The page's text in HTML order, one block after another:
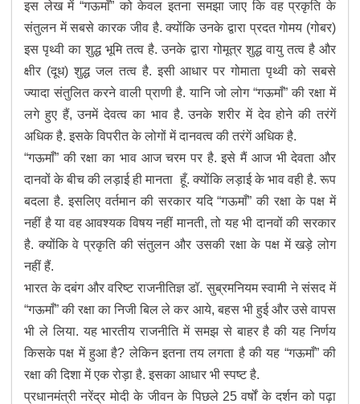
इस लेख में “गऊमाँ” को केवल इतना समझा जाए कि वह प्रकृति के
संतुलन में सबसे कारक जीव है. क्योंकि उनके द्वारा प्रदत गोमय (गोबर)
इस पृथ्वी का शुद्ध भूमि तत्व है. उनके द्वारा गोमूत्र शुद्ध वायु तत्व है और
क्षीर (दूध) शुद्ध जल तत्व है. इसी आधार पर गोमाता पृथ्वी को सबसे
ज्यादा संतुलित करने वाली प्राणी है. यानि जो लोग “गऊमाँ” की रक्षा में
लगे हुए हैं, उनमें देवत्व का भाव है. उनके शरीर में देव होने की तरंगें
अधिक है. इसके विपरीत के लोगों में दानवत्व की तरंगें अधिक है.
“गऊमाँ” की रक्षा का भाव आज चरम पर है. इसे मैं आज भी देवता और
दानवों के बीच की लड़ाई ही मानता हूँ. क्योंकि लड़ाई के भाव वही है. रूप
बदला है. इसलिए वर्तमान की सरकार यदि “गऊमाँ” की रक्षा के पक्ष में
नहीं है या वह आवश्यक विषय नहीं मानती, तो यह भी दानवों की सरकार
है. क्योंकि वे प्रकृति की संतुलन और उसकी रक्षा के पक्ष में खड़े लोग
नहीं हैं.
भारत के दबंग और वरिष्ट राजनीतिज्ञ डॉ. सुब्रमनियम स्वामी ने संसद में
“गऊमाँ” की रक्षा का निजी बिल ले कर आये, बहस भी हुई और उसे वापस
भी ले लिया. यह भारतीय राजनीति में समझ से बाहर है की यह निर्णय
किसके पक्ष में हुआ है? लेकिन इतना तय लगता है की यह “गऊमाँ” की
रक्षा की दिशा में एक रोड़ा है. इसका आधार भी स्पष्ट है.
प्रधानमंत्री नरेंद्र मोदी के जीवन के पिछले 25 वर्षों के दर्शन को पढ़ा